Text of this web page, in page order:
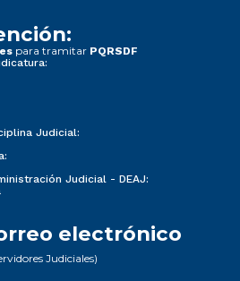
para tramitar PQRSDF
Judicial:
Judicial - DEAJ:
electrónico
Judiciales)